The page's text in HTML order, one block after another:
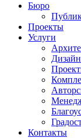
Бюро
Проекты
Услуги
Контакты